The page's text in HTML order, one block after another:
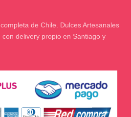
de Chile. Dulces Artesanales
delivery propio en Santiago y